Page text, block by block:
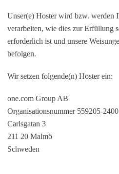
Unser(e) Hoster wird bzw. werden
verarbeiten, wie dies zur Erfüllung
erforderlich ist und unsere
befolgen.
Wir setzen folgende(n) Hoster ein:
one.com Group AB
Organisationsnummer 559205-2400
Carlsgatan 3
211 20 Malmö
Schweden